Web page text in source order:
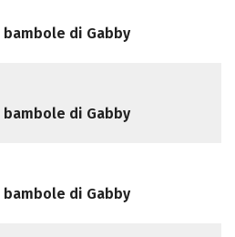
di Gabby
di Gabby
di Gabby